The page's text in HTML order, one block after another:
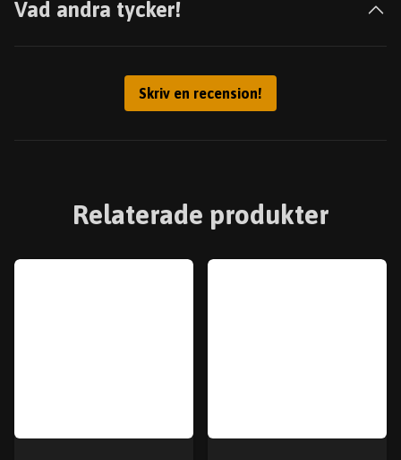
Vad andra tycker!
Skriv en recension!
Relaterade produkter